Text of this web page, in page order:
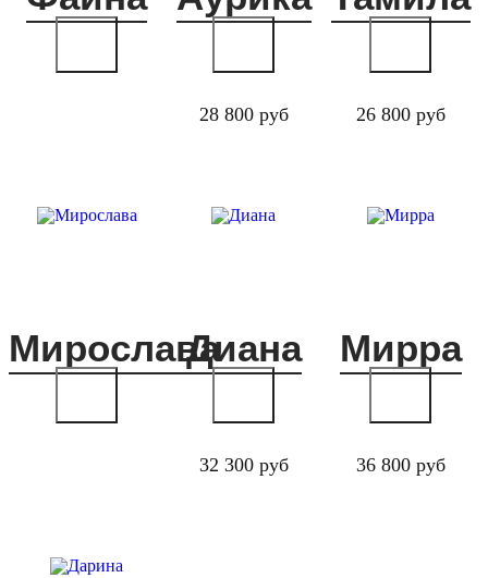
28 800 руб 26 800 руб
Мирослава
32 300 руб
Диана
36 800 руб
Мирра